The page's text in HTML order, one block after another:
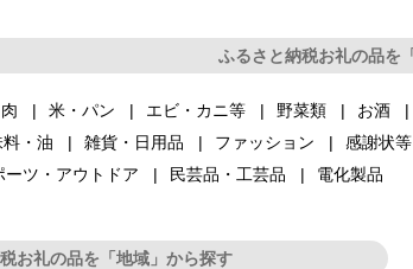
ふるさと納税お礼の品を
肉 米・パン エビ・カニ等 野菜類 お酒
・油 雑貨・日用品 ファッション 感謝状等
ーツ・アウトドア 民芸品・工芸品 電化製品
お礼の品を「地域」から探す